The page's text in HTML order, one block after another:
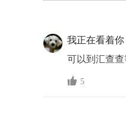
我正在看着你
可以到汇查
 5